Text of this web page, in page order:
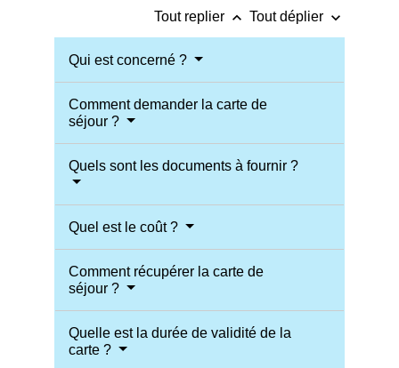
Tout replier keyboard_arrow_up Tout déplier keyboard_arrow_down
Qui est concerné ?
Comment demander la carte de
séjour ?
Quels sont les documents à fournir ?
Quel est le coût ?
Comment récupérer la carte de
séjour ?
Quelle est la durée de validité de la
carte ?